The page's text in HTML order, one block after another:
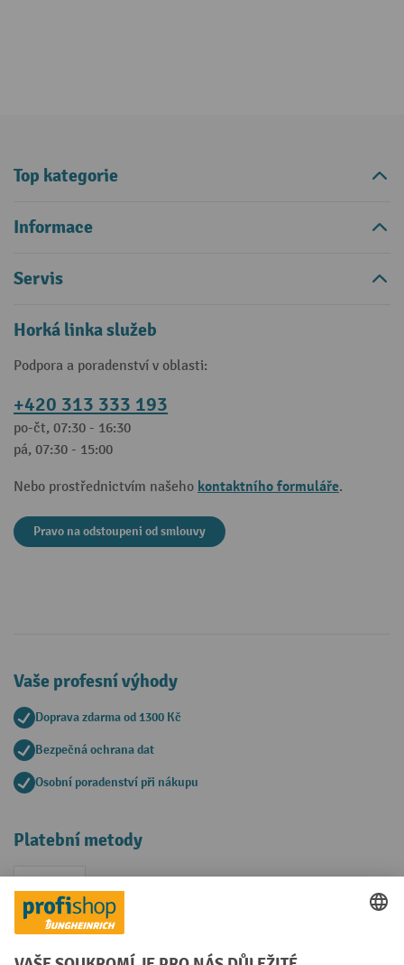
Top kategorie
Informace
Servis
Horká linka služeb
Podpora a poradenství v oblasti:
+420 313 333 193
po-čt, 07:30 - 16:30
pá, 07:30 - 15:00
Nebo prostřednictvím našeho kontaktního formuláře.
Pravo na odstoupeni od smlouvy
Vaše profesní výhody
Doprava zdarma od 1300 Kč
Bezpečná ochrana dat
Osobní poradenství při nákupu
Platební metody
Faktura
Sociální sítě